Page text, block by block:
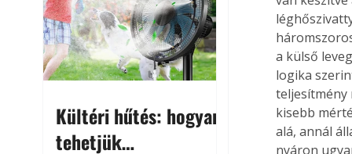
benne hagyott tárgyakra is
káros hatással lehet. Néhány
egyszerű óvintézkedéssel
azonban jelentősen
csökkenthetjük a hőség káros
Kültéri hűtés: hogyan
tehetjük
a külső
logika
teljesítmény
kisebb
alá, annál
nyáron